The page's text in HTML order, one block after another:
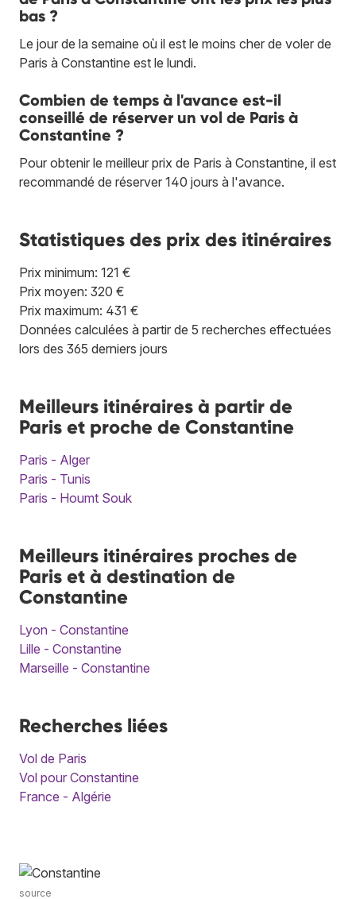
bas ?
Le jour de la semaine où il est le moins cher de voler de
Paris à Constantine est le lundi.
Combien de temps à l'avance est-il
conseillé de réserver un vol de Paris à
Constantine ?
Pour obtenir le meilleur prix de Paris à Constantine, il est
recommandé de réserver 140 jours à l'avance.
Statistiques des prix des itinéraires
Prix minimum: 121 €
Prix moyen: 320 €
Prix maximum: 431 €
Données calculées à partir de 5 recherches effectuées
lors des 365 derniers jours
Meilleurs itinéraires à partir de
Paris et proche de Constantine
Paris - Alger
Paris - Tunis
Paris - Houmt Souk
Meilleurs itinéraires proches de
Paris et à destination de
Constantine
Lyon - Constantine
Lille - Constantine
Marseille - Constantine
Recherches liées
Vol de Paris
Vol pour Constantine
France - Algérie
source